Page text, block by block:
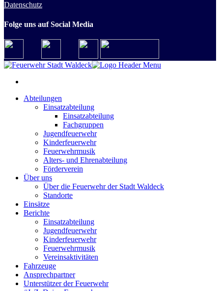
Datenschutz
Folge uns auf Social Media
Abteilungen
Einsatzabteilung
Einsatzabteilung
Fachgruppen
Jugendfeuerwehr
Kinderfeuerwehr
Feuerwehrmusik
Alters- und Ehrenabteilung
Förderverein
Über uns
Über die Feuerwehr der Stadt Waldeck
Standorte
Einsätze
Berichte
Einsatzabteilung
Jugendfeuerwehr
Kinderfeuerwehr
Feuerwehrmusik
Vereinsaktivitäten
Fahrzeuge
Ansprechpartner
Unterstützer der Feuerwehr